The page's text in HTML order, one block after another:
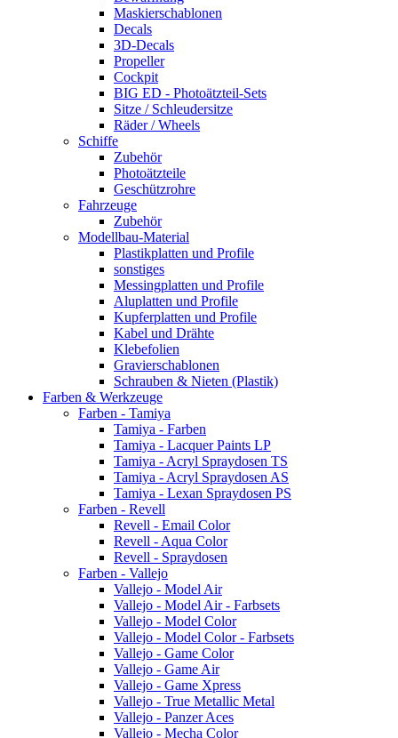
Maskierschablonen
Decals
3D-Decals
Propeller
Cockpit
BIG ED - Photoätzteil-Sets
Sitze / Schleudersitze
Räder / Wheels
Schiffe
Zubehör
Photoätzteile
Geschützrohre
Fahrzeuge
Zubehör
Modellbau-Material
Plastikplatten und Profile
sonstiges
Messingplatten und Profile
Aluplatten und Profile
Kupferplatten und Profile
Kabel und Drähte
Klebefolien
Gravierschablonen
Schrauben & Nieten (Plastik)
Farben & Werkzeuge
Farben - Tamiya
Tamiya - Farben
Tamiya - Lacquer Paints LP
Tamiya - Acryl Spraydosen TS
Tamiya - Acryl Spraydosen AS
Tamiya - Lexan Spraydosen PS
Farben - Revell
Revell - Email Color
Revell - Aqua Color
Revell - Spraydosen
Farben - Vallejo
Vallejo - Model Air
Vallejo - Model Air - Farbsets
Vallejo - Model Color
Vallejo - Model Color - Farbsets
Vallejo - Game Color
Vallejo - Game Air
Vallejo - Game Xpress
Vallejo - True Metallic Metal
Vallejo - Panzer Aces
Vallejo - Mecha Color